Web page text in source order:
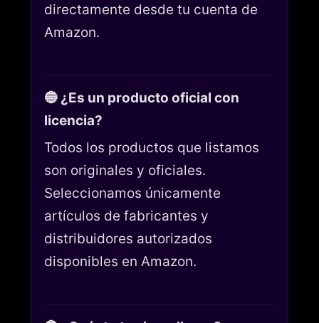
directamente desde tu cuenta de
Amazon.
🔵 ¿Es un producto oficial con
licencia?
Todos los productos que listamos
son originales y oficiales.
Seleccionamos únicamente
artículos de fabricantes y
distribuidores autorizados
disponibles en Amazon.